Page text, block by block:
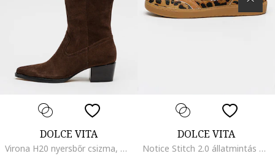
DOLCE VITA
Virona H20 nyersbőr csizma, Barna
DOLCE VITA
Notice Stitch 2.0 állatmintás bőrsneaker, Fekete/Barna